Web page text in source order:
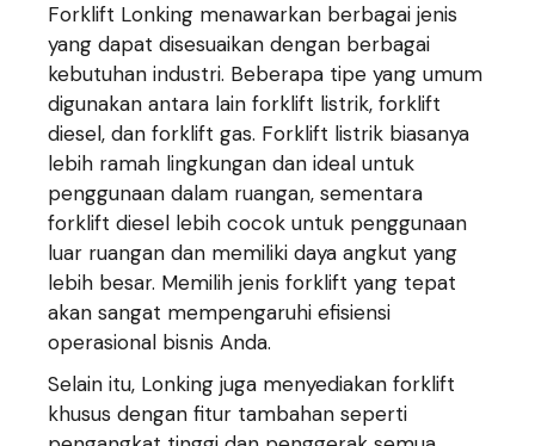
Forklift Lonking menawarkan berbagai jenis
yang dapat disesuaikan dengan berbagai
kebutuhan industri. Beberapa tipe yang umum
digunakan antara lain forklift listrik, forklift
diesel, dan forklift gas. Forklift listrik biasanya
lebih ramah lingkungan dan ideal untuk
penggunaan dalam ruangan, sementara
forklift diesel lebih cocok untuk penggunaan
luar ruangan dan memiliki daya angkut yang
lebih besar. Memilih jenis forklift yang tepat
akan sangat mempengaruhi efisiensi
operasional bisnis Anda.
Selain itu, Lonking juga menyediakan forklift
khusus dengan fitur tambahan seperti